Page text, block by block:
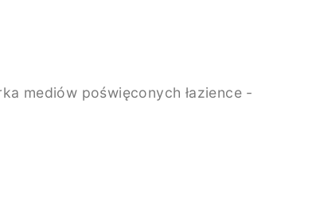
mediów poświęconych łazience -